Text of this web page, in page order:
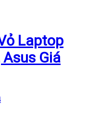
Laptop
Asus Giá